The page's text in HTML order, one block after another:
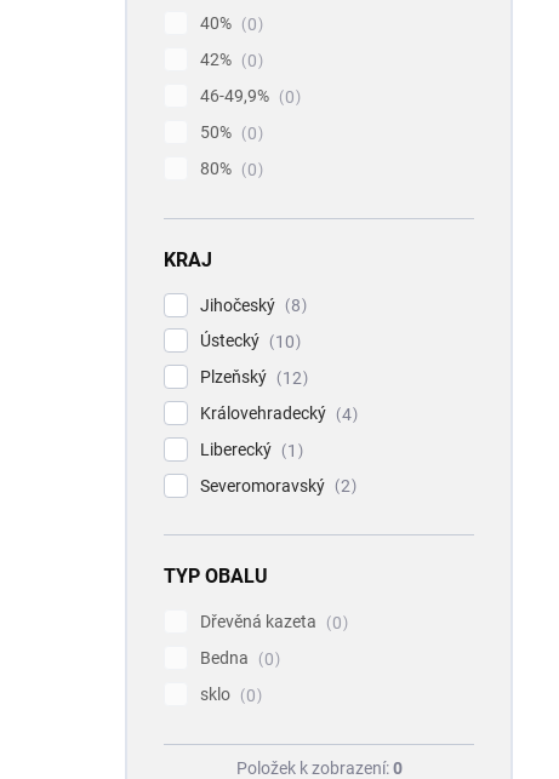
40%
0
42%
0
46-49,9%
0
50%
0
80%
0
KRAJ
Jihočeský
8
Ústecký
10
Plzeňský
12
Královehradecký
4
Liberecký
1
Severomoravský
2
TYP OBALU
Dřevěná kazeta
0
Bedna
0
sklo
0
Položek k zobrazení:0